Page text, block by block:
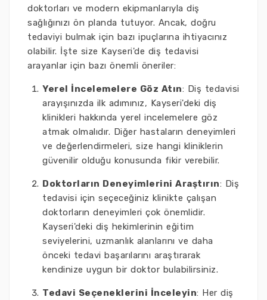
doktorları ve modern ekipmanlarıyla diş
sağlığınızı ön planda tutuyor. Ancak, doğru
tedaviyi bulmak için bazı ipuçlarına ihtiyacınız
olabilir. İşte size Kayseri'de diş tedavisi
arayanlar için bazı önemli öneriler:
Yerel İncelemelere Göz Atın: Diş tedavisi
arayışınızda ilk adımınız, Kayseri'deki diş
klinikleri hakkında yerel incelemelere göz
atmak olmalıdır. Diğer hastaların deneyimleri
ve değerlendirmeleri, size hangi kliniklerin
güvenilir olduğu konusunda fikir verebilir.
Doktorların Deneyimlerini Araştırın: Diş
tedavisi için seçeceğiniz klinikte çalışan
doktorların deneyimleri çok önemlidir.
Kayseri'deki diş hekimlerinin eğitim
seviyelerini, uzmanlık alanlarını ve daha
önceki tedavi başarılarını araştırarak
kendinize uygun bir doktor bulabilirsiniz.
Tedavi Seçeneklerini İnceleyin: Her diş